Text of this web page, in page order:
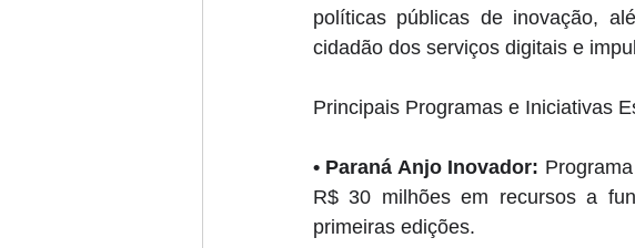
políticas públicas de inovação,
cidadão dos serviços digitais e
Principais Programas e Iniciativas
• Paraná Anjo Inovador:
R$ 30 milhões em recursos a
primeiras edições.